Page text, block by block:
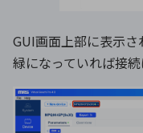
GUI画面上部に表示
緑になっていれば接続